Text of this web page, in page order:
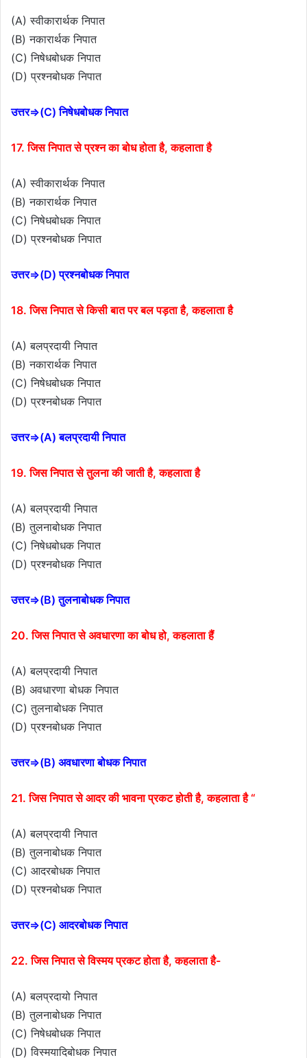
(A) स्वीकारार्थक निपात
(B) नकारार्थक निपात
(C) निषेधबोधक निपात
(D) प्रश्नबोधक निपात
उत्तर⇒(C) निषेधबोधक निपात
17. जिस निपात से प्रश्न का बोध होता है, कहलाता है
(A) स्वीकारार्थक निपात
(B) नकारार्थक निपात
(C) निषेधबोधक निपात
(D) प्रश्नबोधक निपात
उत्तर⇒(D) प्रश्नबोधक निपात
18. जिस निपात से किसी बात पर बल पड़ता है, कहलाता है
(A) बलप्रदायी निपात
(B) नकारार्थक निपात
(C) निषेधबोधक निपात
(D) प्रश्नबोधक निपात
उत्तर⇒(A) बलप्रदायी निपात
19. जिस निपात से तुलना की जाती है, कहलाता है
(A) बलप्रदायी निपात
(B) तुलनाबोधक निपात
(C) निषेधबोधक निपात
(D) प्रश्नबोधक निपात
उत्तर⇒(B) तुलनाबोधक निपात
20. जिस निपात से अवधारणा का बोध हो, कहलाता हैं
(A) बलप्रदायी निपात
(B) अवधारणा बोधक निपात
(C) तुलनाबोधक निपात
(D) प्रश्नबोधक निपात
उत्तर⇒(B) अवधारणा बोधक निपात
21. जिस निपात से आदर की भावना प्रकट होती है, कहलाता है “
(A) बलप्रदायी निपात
(B) तुलनाबोधक निपात
(C) आदरबोधक निपात
(D) प्रश्नबोधक निपात
उत्तर⇒(C) आदरबोधक निपात
22. जिस निपात से विस्मय प्रकट होता है, कहलाता है-
(A) बलप्रदायो निपात
(B) तुलनाबोधक निपात
(C) निषेधबोधक निपात
(D) विस्मयादिबोधक निपात